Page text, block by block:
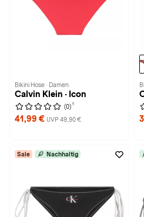
Bikini Hose · Damen
Calvin Klein · Icon
(0) 1
41,99 € UVP 49,90 €
Sale Nachhaltig